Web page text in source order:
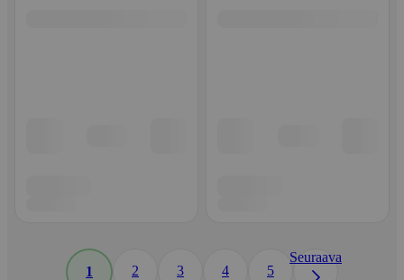
1 2 3 4 5
Seuraava